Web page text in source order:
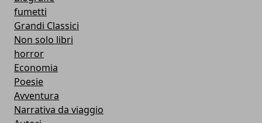
fumetti
Grandi Classici
Non solo libri
horror
Economia
Poesie
Avventura
Narrativa da viaggio